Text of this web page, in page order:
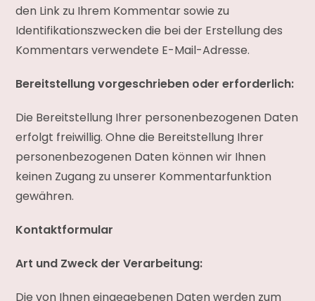
den Link zu Ihrem Kommentar sowie zu
Identifikationszwecken die bei der Erstellung des
Kommentars verwendete E-Mail-Adresse.
Bereitstellung vorgeschrieben oder erforderlich:
Die Bereitstellung Ihrer personenbezogenen Daten
erfolgt freiwillig. Ohne die Bereitstellung Ihrer
personenbezogenen Daten können wir Ihnen
keinen Zugang zu unserer Kommentarfunktion
gewähren.
Kontaktformular
Art und Zweck der Verarbeitung:
Die von Ihnen eingegebenen Daten werden zum